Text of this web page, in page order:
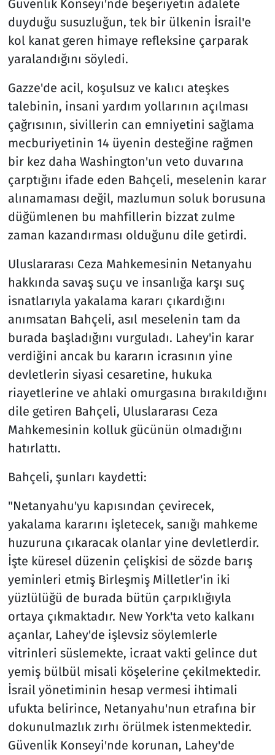
Güvenlik Konseyi'nde beşeriyetin adalete
duyduğu susuzluğun, tek bir ülkenin İsrail'e
kol kanat geren himaye refleksine çarparak
yaralandığını söyledi.
Gazze'de acil, koşulsuz ve kalıcı ateşkes
talebinin, insani yardım yollarının açılması
çağrısının, sivillerin can emniyetini sağlama
mecburiyetinin 14 üyenin desteğine rağmen
bir kez daha Washington'un veto duvarına
çarptığını ifade eden Bahçeli, meselenin karar
alınamaması değil, mazlumun soluk borusuna
düğümlenen bu mahfillerin bizzat zulme
zaman kazandırması olduğunu dile getirdi.
Uluslararası Ceza Mahkemesinin Netanyahu
hakkında savaş suçu ve insanlığa karşı suç
isnatlarıyla yakalama kararı çıkardığını
anımsatan Bahçeli, asıl meselenin tam da
burada başladığını vurguladı. Lahey'in karar
verdiğini ancak bu kararın icrasının yine
devletlerin siyasi cesaretine, hukuka
riayetlerine ve ahlaki omurgasına bırakıldığını
dile getiren Bahçeli, Uluslararası Ceza
Mahkemesinin kolluk gücünün olmadığını
hatırlattı.
Bahçeli, şunları kaydetti:
"Netanyahu'yu kapısından çevirecek,
yakalama kararını işletecek, sanığı mahkeme
huzuruna çıkaracak olanlar yine devletlerdir.
İşte küresel düzenin çelişkisi de sözde barış
yeminleri etmiş Birleşmiş Milletler'in iki
yüzlülüğü de burada bütün çarpıklığıyla
ortaya çıkmaktadır. New York'ta veto kalkanı
açanlar, Lahey'de işlevsiz söylemlerle
vitrinleri süslemekte, icraat vakti gelince dut
yemiş bülbül misali köşelerine çekilmektedir.
İsrail yönetiminin hesap vermesi ihtimali
ufukta belirince, Netanyahu'nun etrafına bir
dokunulmazlık zırhı örülmek istenmektedir.
Güvenlik Konseyi'nde korunan, Lahey'de